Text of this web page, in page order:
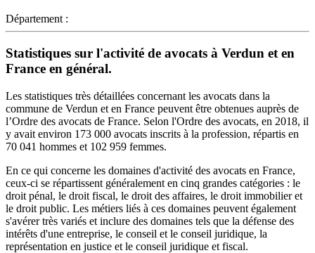
Département :
Statistiques sur l'activité de avocats à Verdun et en
France en général.
Les statistiques très détaillées concernant les avocats dans la
commune de Verdun et en France peuvent être obtenues auprès de
l’Ordre des avocats de France. Selon l'Ordre des avocats, en 2018, il
y avait environ 173 000 avocats inscrits à la profession, répartis en
70 041 hommes et 102 959 femmes.
En ce qui concerne les domaines d'activité des avocats en France,
ceux-ci se répartissent généralement en cinq grandes catégories : le
droit pénal, le droit fiscal, le droit des affaires, le droit immobilier et
le droit public. Les métiers liés à ces domaines peuvent également
s'avérer très variés et inclure des domaines tels que la défense des
intérêts d'une entreprise, le conseil et le conseil juridique, la
représentation en justice et le conseil juridique et fiscal.